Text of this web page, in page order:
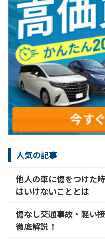
人気の記事
他人の車に傷をつけた
はいけないこととは
傷なし交通事故・軽い
徹底解説！